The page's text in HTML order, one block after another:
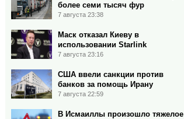
более семи тысяч фур
7 августа 23:38
Маск отказал Киеву в
использовании Starlink
7 августа 23:16
США ввели санкции против
банков за помощь Ирану
7 августа 22:59
В Исмаиллы произошло тяжелое